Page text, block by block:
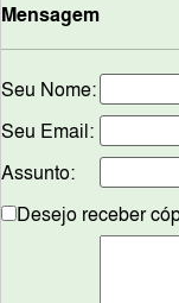
Mensagem
Seu Nome:
Seu Email:
Assunto:
Desejo receber